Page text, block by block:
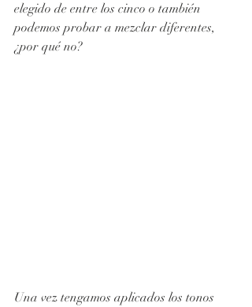
elegido de entre los cinco o también
podemos probar a mezclar diferentes,
¿por qué no?
Una vez tengamos aplicados los tonos